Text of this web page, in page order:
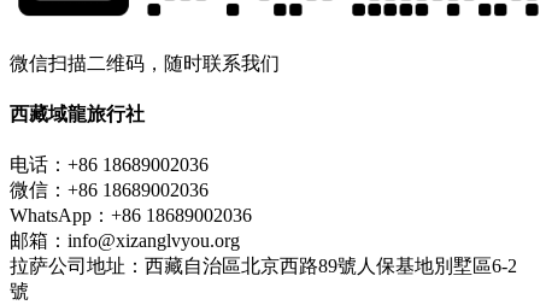
微信扫描二维码，随时联系我们
西藏域龍旅行社
电话：+86 18689002036
微信：+86 18689002036
WhatsApp：+86 18689002036
邮箱：info@xizanglvyou.org
拉萨公司地址：西藏自治區北京西路89號人保基地別墅區6-2
號